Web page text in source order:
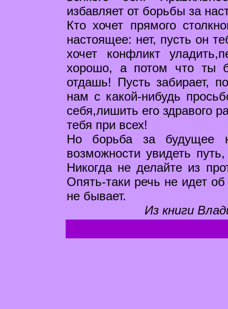
избавляет от борьбы за
Кто хочет прямого
настоящее: нет, пусть он
хочет конфликт
хорошо, а потом что ты
отдашь! Пусть забирает,
нам с какой-нибудь
себя,лишить его здравого
тебя при всех!
Но борьба за будущее
возможности увидеть
Никогда не делайте из
Опять-таки речь не идет
не бывает.
Из книги